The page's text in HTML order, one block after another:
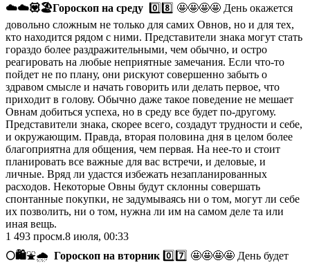
☁️☁️💟🏖️Гороскоп на среду 0️⃣8️⃣ 🤩🤩🤩🤩 День окажется
довольно сложным не только для самих Овнов, но и для тех,
кто находится рядом с ними. Представители знака могут стать
гораздо более раздражительными, чем обычно, и остро
реагировать на любые неприятные замечания. Если что-то
пойдет не по плану, они рискуют совершенно забыть о
здравом смысле и начать говорить или делать первое, что
приходит в голову. Обычно даже такое поведение не мешает
Овнам добиться успеха, но в среду все будет по-другому.
Представители знака, скорее всего, создадут трудности и себе,
и окружающим. Правда, вторая половина дня в целом более
благоприятна для общения, чем первая. На нее-то и стоит
планировать все важные для вас встречи, и деловые, и
личные. Вряд ли удастся избежать незапланированных
расходов. Некоторые Овны будут склонны совершать
спонтанные покупки, не задумываясь ни о том, могут ли себе
их позволить, ни о том, нужна ли им на самом деле та или
иная вещь.
1 493 просм.8 июля, 00:33
🌕🛍⛲🌧 Гороскоп на вторник 0️⃣7️⃣ 🤩🤩🤩🤩 День будет